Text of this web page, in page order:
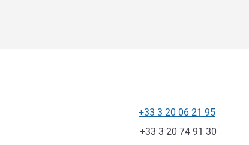
전화
+33 3 20 06 21 95
팩스
+33 3 20 74 91 30